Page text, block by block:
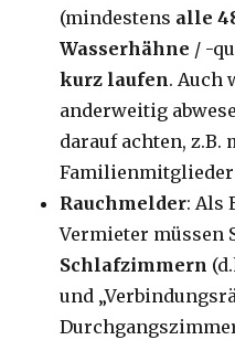
(mindestens alle
Wasserhähne / -
kurz laufen. Auch
anderweitig
darauf achten,
Rauchmelder: Als
Vermieter müssen
Schlafzimmern
und